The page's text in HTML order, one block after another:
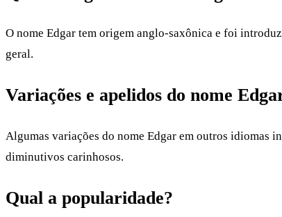
O nome Edgar tem origem anglo-saxônica e foi
geral.
Variações e apelidos do nome
Algumas variações do nome Edgar em outros idiomas
diminutivos carinhosos.
Qual a popularidade?